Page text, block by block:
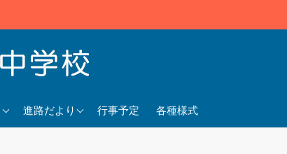
進路だより
2025年度
行事予定 各種様式